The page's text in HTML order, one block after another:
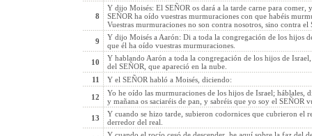
8
Y dijo Moisés: El SEÑOR os dará a la tarde carne para comer,
SEÑOR ha oído vuestras murmuraciones con que habéis
Vuestras murmuraciones no son contra nosotros, sino contra el
9
Y dijo Moisés a Aarón: Di a toda la congregación de los hijos
que él ha oído vuestras murmuraciones.
10
Y hablando Aarón a toda la congregación de los hijos de
del SEÑOR, que apareció en la nube.
11
Y el SEÑOR habló a Moisés, diciendo:
12
Yo he oído las murmuraciones de los hijos de Israel; háblales,
y mañana os saciaréis de pan, y sabréis que yo soy el SEÑOR
13
Y cuando se hizo tarde, subieron codornices que cubrieron el
derredor del real.